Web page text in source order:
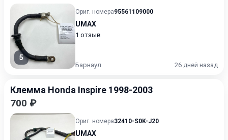
5
Ориг. номера95561109000
UMAX
1 отзыв
Барнаул 26 дней назад
Клемма Honda Inspire 1998-2003
700 ₽
Ориг. номера32410-S0K-J20
UMAX